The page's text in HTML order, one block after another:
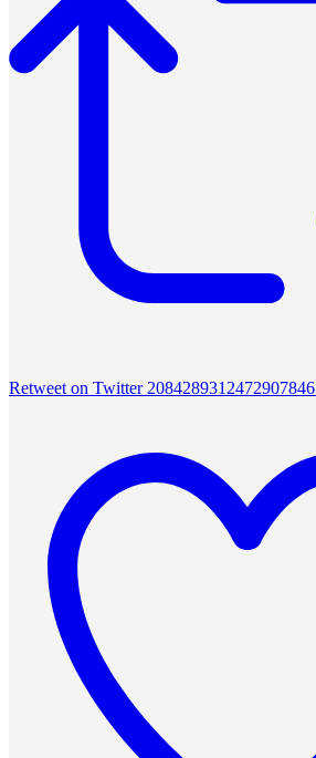
Retweet on Twitter 2084289312472907846